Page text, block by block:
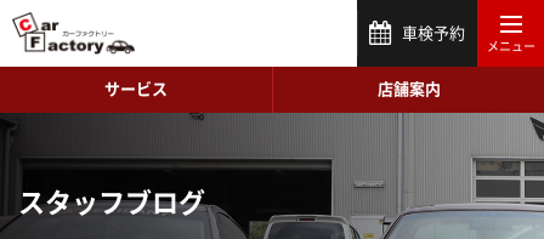
車検予約
サービス 店舗案内
スタッフブログ